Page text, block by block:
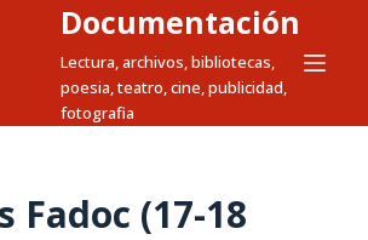
Documentación
Lectura, archivos, bibliotecas,
poesia, teatro, cine, publicidad,
fotografia
Fadoc (17-18